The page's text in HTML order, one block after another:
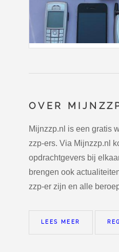
OVER
Mijnzzp.nl is een gratis
zzp-ers. Via Mijnzzp.nl
opdrachtgevers bij
brengen ook
zzp-er zijn en alle
LEES MEER